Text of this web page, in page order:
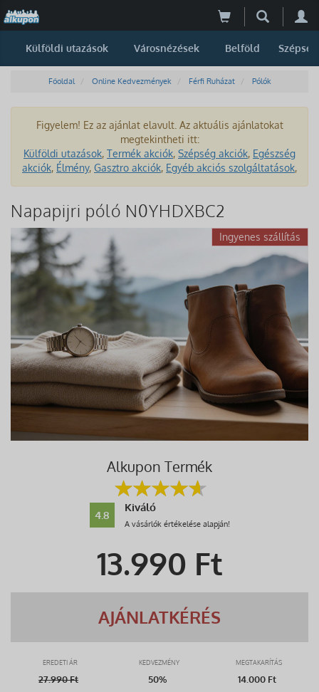
Külföldi utazások Városnézések Belföld Szépség
Főoldal Online Kedvezmények Férfi Ruházat Pólók
Figyelem! Ez az ajánlat elavult. Az aktuális ajánlatokat
megtekintheti itt:
Külföldi utazások, Termék akciók, Szépség akciók, Egészség
akciók, Élmény, Gasztro akciók, Egyéb akciós szolgáltatások,
Napapijri póló N0YHDXBC2
Ingyenes szállítás
Alkupon Termék
4.8
Kiváló
A vásárlók értékelése alapján!
13.990 Ft
AJÁNLATKÉRÉS
EREDETI ÁR KEDVEZMÉNY MEGTAKARÍTÁS
27.990Ft 50% 14.000 Ft